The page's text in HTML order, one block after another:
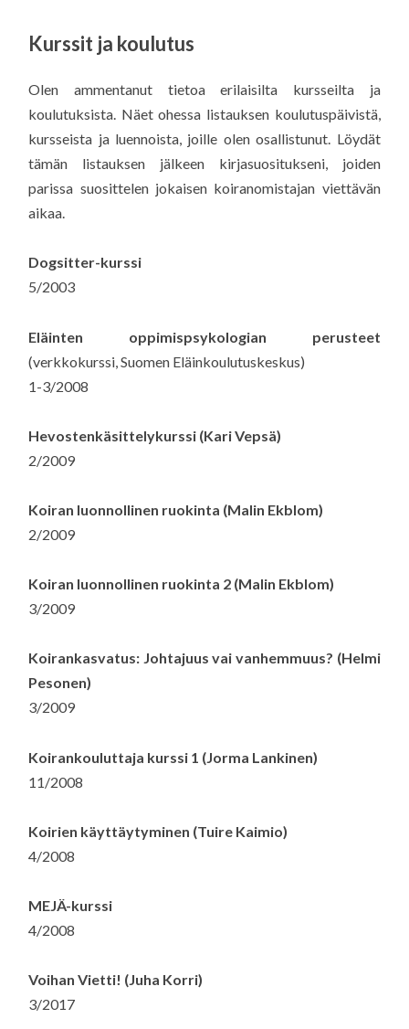
Kurssit ja koulutus
Olen ammentanut tietoa erilaisilta kursseilta ja
koulutuksista. Näet ohessa listauksen koulutuspäivistä,
kursseista ja luennoista, joille olen osallistunut. Löydät
tämän listauksen jälkeen kirjasuositukseni, joiden
parissa suosittelen jokaisen koiranomistajan viettävän
aikaa.
Dogsitter-kurssi
5/2003
Eläinten oppimispsykologian perusteet
(verkkokurssi, Suomen Eläinkoulutuskeskus)
1-3/2008
Hevostenkäsittelykurssi (Kari Vepsä)
2/2009
Koiran luonnollinen ruokinta (Malin Ekblom)
2/2009
Koiran luonnollinen ruokinta 2 (Malin Ekblom)
3/2009
Koirankasvatus: Johtajuus vai vanhemmuus? (Helmi
Pesonen)
3/2009
Koirankouluttaja kurssi 1 (Jorma Lankinen)
11/2008
Koirien käyttäytyminen (Tuire Kaimio)
4/2008
MEJÄ-kurssi
4/2008
Voihan Vietti! (Juha Korri)
3/2017